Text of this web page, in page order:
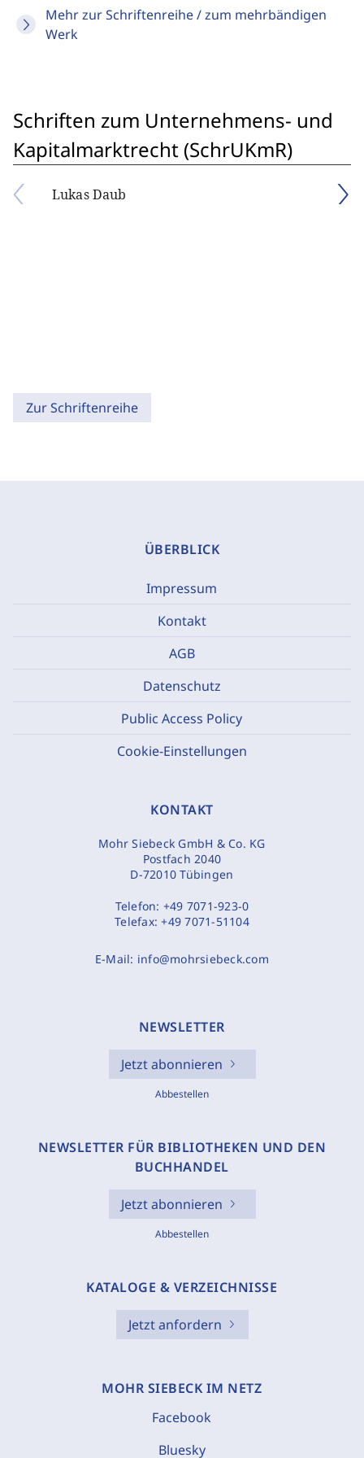
Mehr zur Schriftenreihe / zum mehrbändigen
Werk
Schriften zum Unternehmens- und
Kapitalmarktrecht (SchrUKmR)
Lukas Daub
Zur Schriftenreihe
ÜBERBLICK
Impressum
Kontakt
AGB
Datenschutz
Public Access Policy
Cookie-Einstellungen
KONTAKT
Mohr Siebeck GmbH & Co. KG
Postfach 2040
D-72010 Tübingen
Telefon: +49 7071-923-0
Telefax:+49 7071-51104
E-Mail: info@mohrsiebeck.com
NEWSLETTER
Jetzt abonnieren
Abbestellen
NEWSLETTER FÜR BIBLIOTHEKEN UND DEN
BUCHHANDEL
Jetzt abonnieren
Abbestellen
KATALOGE & VERZEICHNISSE
Jetzt anfordern
MOHR SIEBECK IM NETZ
Facebook
Bluesky